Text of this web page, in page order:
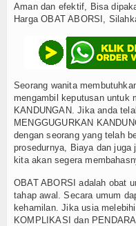
Aman dan efektif, Bisa
Harga OBAT ABORSI,
Seorang wanita
mengambil keputusan untuk
KANDUNGAN. Jika anda
MENGGUGURKAN
dengan seorang yang telah
prosedurnya, Biaya dan
kita akan segera
OBAT ABORSI adalah obat
tahap awal. Secara umum
kehamilan. Jika usia
KOMPLIKASI dan